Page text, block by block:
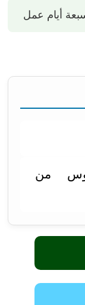
أيام عمل
من